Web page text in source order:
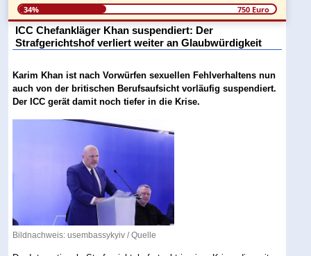
34% 750 Euro
ICC Chefankläger Khan suspendiert: Der
Strafgerichtshof verliert weiter an Glaubwürdigkeit
Karim Khan ist nach Vorwürfen sexuellen Fehlverhaltens nun
auch von der britischen Berufsaufsicht vorläufig suspendiert.
Der ICC gerät damit noch tiefer in die Krise.
Bildnachweis: usembassykyiv /Quelle